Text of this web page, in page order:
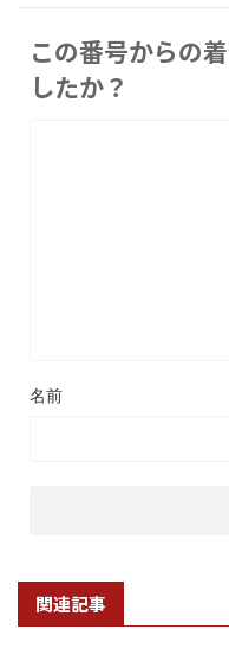
この番号からの
したか？
名前
関連記事